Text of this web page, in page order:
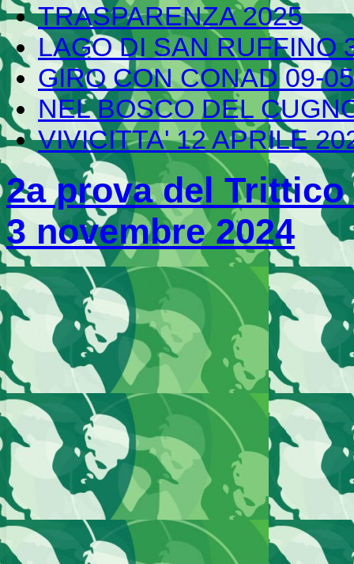
TRASPARENZA 2025
LAGO DI SAN RUFFINO
GIRO CON CONAD 09-
NEL BOSCO DEL
VIVICITTA' 12 APRILE
2a prova del
3 novembre 2024